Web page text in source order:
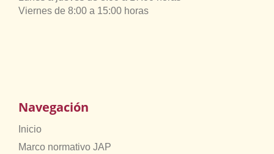
Viernes de 8:00 a 15:00 horas
Navegación
Inicio
Marco normativo JAP